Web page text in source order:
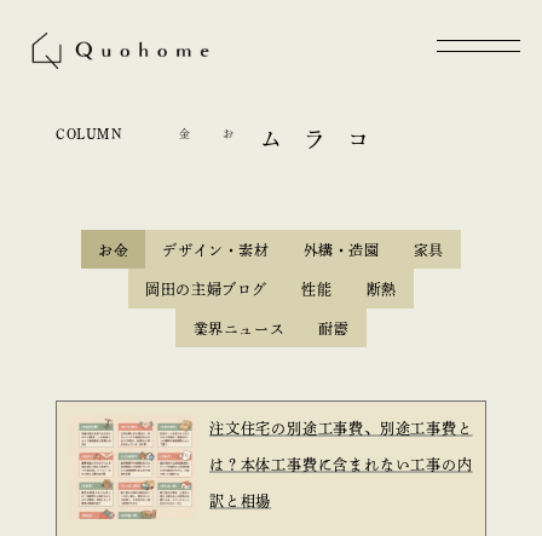
COLUMN コラム
お金
お金 デザイン・素材 外構・造園 家具
岡田の主婦ブログ 性能 断熱
業界ニュース 耐震
注文住宅の別途工事費、別途工事費と
は？本体工事費に含まれない工事の内
訳と相場